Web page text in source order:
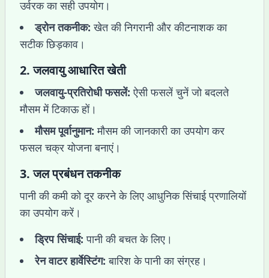
उर्वरक का सही उपयोग।
ड्रोन तकनीक: खेत की निगरानी और कीटनाशक का
सटीक छिड़काव।
2.जलवायु आधारित खेती
जलवायु-प्रतिरोधी फसलें: ऐसी फसलें चुनें जो बदलते
मौसम में टिकाऊ हों।
मौसम पूर्वानुमान: मौसम की जानकारी का उपयोग कर
फसल चक्र योजना बनाएं।
3.जल प्रबंधन तकनीक
पानी की कमी को दूर करने के लिए आधुनिक सिंचाई प्रणालियों
का उपयोग करें।
ड्रिप सिंचाई: पानी की बचत के लिए।
रेन वाटर हार्वेस्टिंग: बारिश के पानी का संग्रह।